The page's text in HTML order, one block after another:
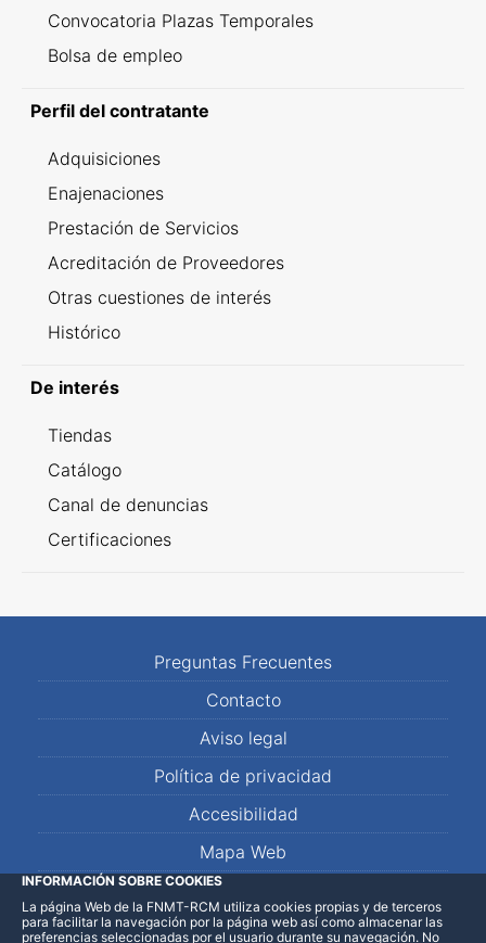
Convocatoria Plazas Temporales
Bolsa de empleo
Perfil del contratante
Adquisiciones
Enajenaciones
Prestación de Servicios
Acreditación de Proveedores
Otras cuestiones de interés
Histórico
De interés
Tiendas
Catálogo
Canal de denuncias
Certificaciones
Preguntas Frecuentes
Contacto
Aviso legal
Política de privacidad
Accesibilidad
Mapa Web
LinkedInFacebookWhatsApp
INFORMACIÓN SOBRE COOKIES
La página Web de la FNMT-RCM utiliza cookies propias y de terceros
para facilitar la navegación por la página web así como almacenar las
preferencias seleccionadas por el usuario durante su navegación. No